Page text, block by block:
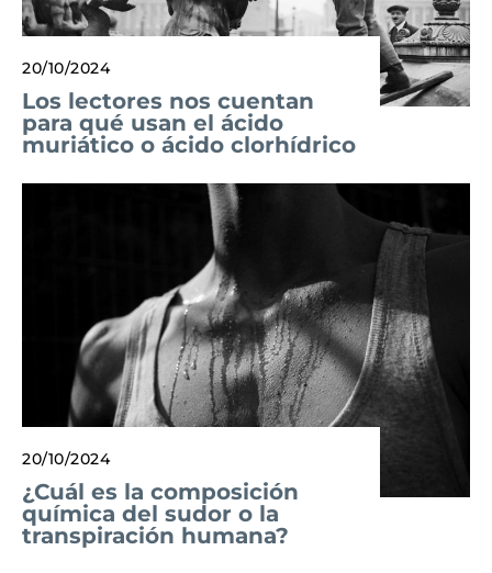
20/10/2024
Los lectores nos cuentan
para qué usan el ácido
muriático o ácido clorhídrico
20/10/2024
¿Cuál es la composición
química del sudor o la
transpiración humana?